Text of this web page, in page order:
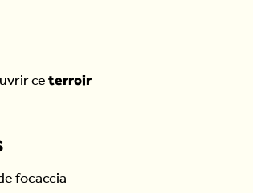
ce terroir
focaccia